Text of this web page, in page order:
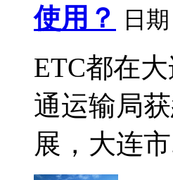
使用？
日期
ETC都在
通运输局
展，大连